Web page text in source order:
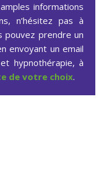
informations
n’hésitez pas à
pouvez prendre un
envoyant un email
hypnothérapie, à
de votre choix.